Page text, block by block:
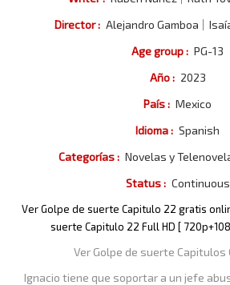
Director : Alejandro Gamboa
Age group : PG-13
Año : 2023
País : Mexico
Idioma : Spanish
Categorías : Novelas y
Status : Continuous
Ver Golpe de suerte Capitulo 22 gratis
suerte Capitulo 22 Full HD [
Ver Golpe de suerte Capitulos
Ignacio tiene que soportar a un jefe